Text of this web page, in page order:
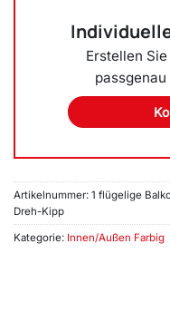
Erstellen
Artikelnummer: 1 flügelige
Dreh-Kipp
Kategorie: Innen/Außen Farbig